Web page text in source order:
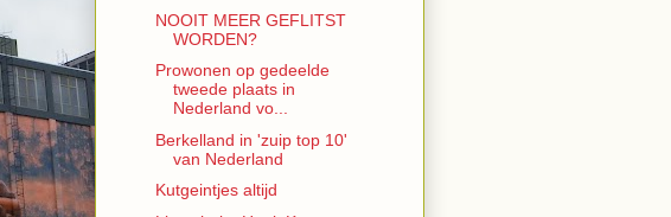
NOOIT MEER GEFLITST
WORDEN?
Prowonen op gedeelde
tweede plaats in
Nederland vo...
Berkelland in 'zuip top 10'
van Nederland
Kutgeintjes altijd